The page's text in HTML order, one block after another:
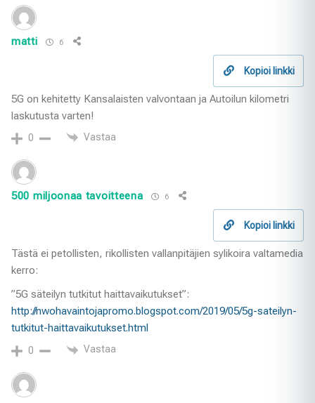
matti 6
Kopioi linkki
5G on kehitetty Kansalaisten valvontaan ja Autoilun kilometri
laskutusta varten!
0 Vastaa
500 miljoonaa tavoitteena 6
Kopioi linkki
Tästä ei petollisten, rikollisten vallanpitäjien sylikoira valtamedia
kerro:
”5G säteilyn tutkitut haittavaikutukset”:
http://nwohavaintojapromo.blogspot.com/2019/05/5g-sateilyn-
tutkitut-haittavaikutukset.html
0 Vastaa